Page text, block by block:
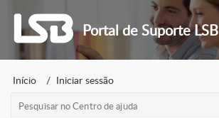
Portal de Suporte LSB
Início Iniciar sessão